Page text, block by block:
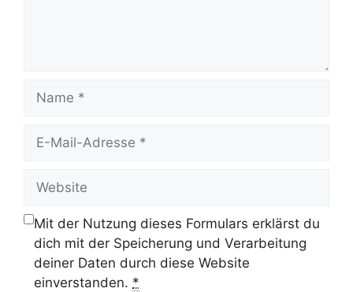
Name
Website
Mit der Nutzung dieses Formulars erklärst du
dich mit der Speicherung und Verarbeitung
deiner Daten durch diese Website
einverstanden. *